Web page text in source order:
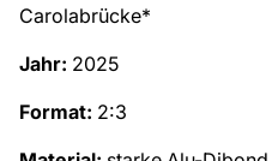
Carolabrücke*
Jahr: 2025
Format: 2:3